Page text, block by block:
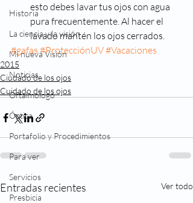
Historia
La ciencia y la visión
Mi nueva Visión
Noticias
Oftalmologo
Óptica
Portafolio y Procedimientos
Para ver
Servicios
Presbicia
esto debes lavar tus ojos con agua
pura frecuentemente. Al hacer el
lavado mantén los ojos cerrados.
#gafas#ProtecciónUV#Vacaciones
2015
Ciudado de los ojos
Cuidado de los ojos
Entradas recientes Ver todo